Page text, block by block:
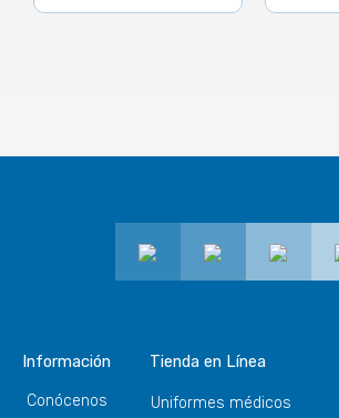
precio
precio
Información
Conócenos
Tienda en Línea
Uniformes médicos